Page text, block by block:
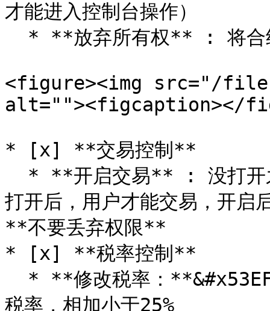
才能进入控制台操作）
<figure><img src="/files/
alt=""><figcaption></
* [x] **交易控制**
打开后，用户才能交易，开启
**不要丢弃权限**
* [x] **税率控制**
税率，相加小于25%